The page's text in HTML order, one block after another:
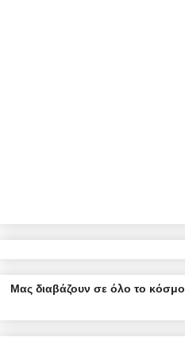
Μας διαβάζουν σε όλο το κόσμο